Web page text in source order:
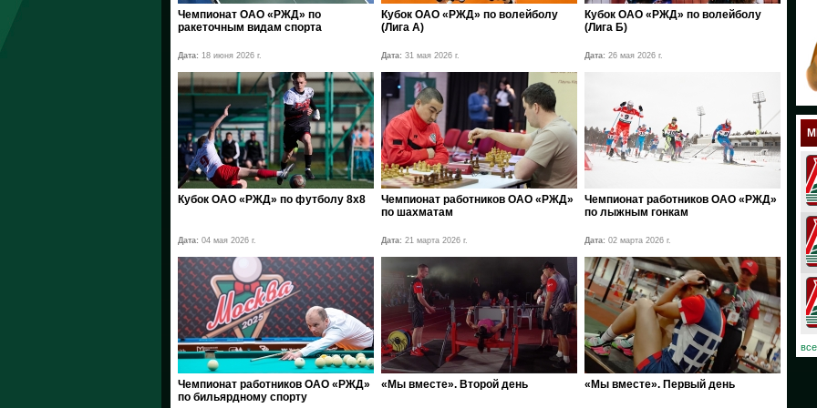
Чемпионат ОАО «РЖД» по
ракеточным видам спорта
Дата: 18 июня 2026 г.
Кубок ОАО «РЖД» по волейболу
(Лига А)
Дата: 31 мая 2026 г.
Кубок ОАО «РЖД» по волейболу
(Лига Б)
Дата: 26 мая 2026 г.
Кубок ОАО «РЖД» по футболу 8х8
Дата: 04 мая 2026 г.
Чемпионат работников ОАО «РЖД»
по шахматам
Дата: 21 марта 2026 г.
Чемпионат работников ОАО «РЖД»
по лыжным гонкам
Дата: 02 марта 2026 г.
Чемпионат работников ОАО «РЖД»
по бильярдному спорту
«Мы вместе». Второй день «Мы вместе». Первый день